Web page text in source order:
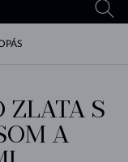
ZLATA S
A